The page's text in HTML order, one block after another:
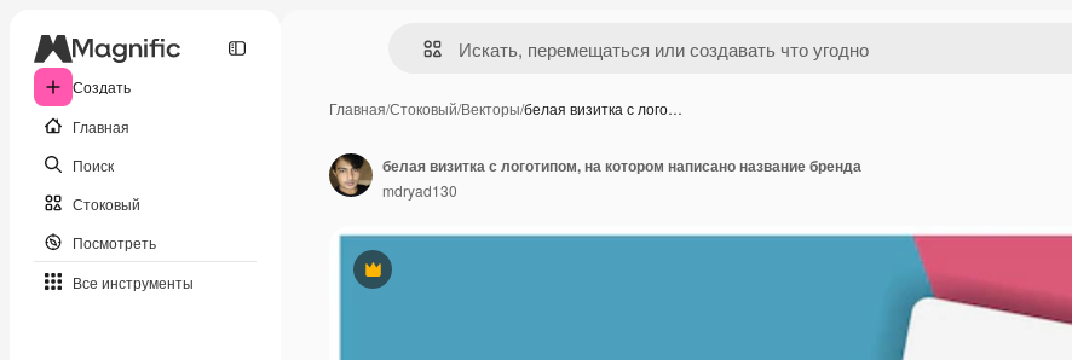
Создать
Главная
Поиск
Стоковый
Посмотреть
Все инструменты
Главная/Стоковый/Векторы/белая визитка с лого…
Премиум
белая визитка с логотипом, на котором написано название бренда
mdryad130